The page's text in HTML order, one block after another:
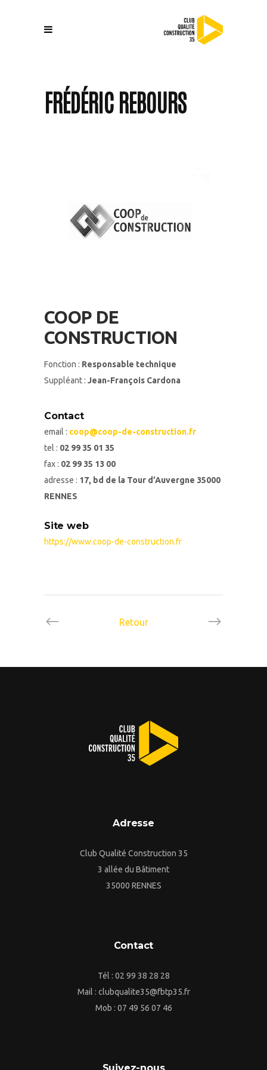
FRÉDÉRIC REBOURS
COOP DE
CONSTRUCTION
Fonction : Responsable technique
Suppléant : Jean-François Cardona
Contact
email : coop@coop-de-construction.fr
tel : 02 99 35 01 35
fax : 02 99 35 13 00
adresse : 17, bd de la Tour d’Auvergne 35000
RENNES
Site web
https://www.coop-de-construction.fr
Retour
Adresse
Club Qualité Construction 35
3 allée du Bâtiment
35000 RENNES
Contact
Tél : 02 99 38 28 28
Mail : clubqualite35@fbtp35.fr
Mob : 07 49 56 07 46